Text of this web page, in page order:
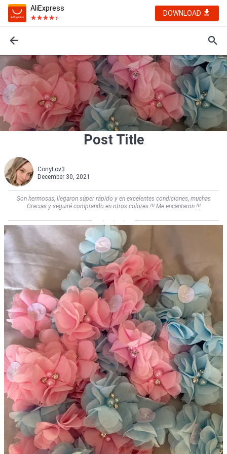
AliExpress
DOWNLOAD
Post Title
ConyLov3
December 30, 2021
Son hermosas, llegaron súper rápido y en excelentes condiciones, muchas
Gracias y seguiré comprando en otros colores !!! Me encantaron !!!